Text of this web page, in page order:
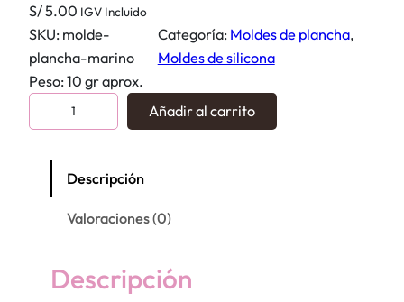
S/5.00 IGV Incluido
SKU: molde-
plancha-marino
Categoría: Moldes de plancha ,
Moldes de silicona
Peso: 10 gr aprox.
o
Añadir al carrito
Descripción
Valoraciones (0)
Descripción